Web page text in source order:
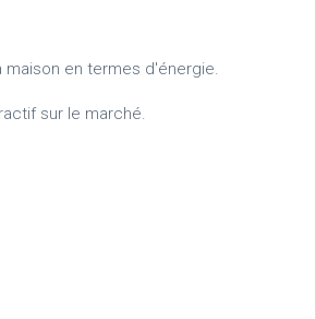
en termes d'énergie.
sur le marché.